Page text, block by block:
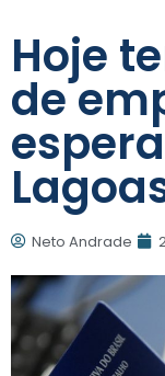
Hoje
de
Neto Andrade